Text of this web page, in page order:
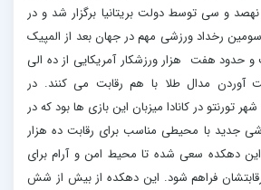
نهصد و سی توسط دولت بریتانیا برگزار شد و در
رخداد ورزشی مهم در جهان بعد از المپیک
حدود هفت هزار ورزشکار آمریکایی از ده الی
آوردن مدال طلا با هم رقابت می کنند. در
تورنتو در کانادا میزبان این بازی ها بود که در
جدید با محیطی مناسب برای رقابت ده هزار
دهکده سعی شده تا محیط امن و آرام برای
رقابتشان فراهم شود. این دهکده از بیش از شش